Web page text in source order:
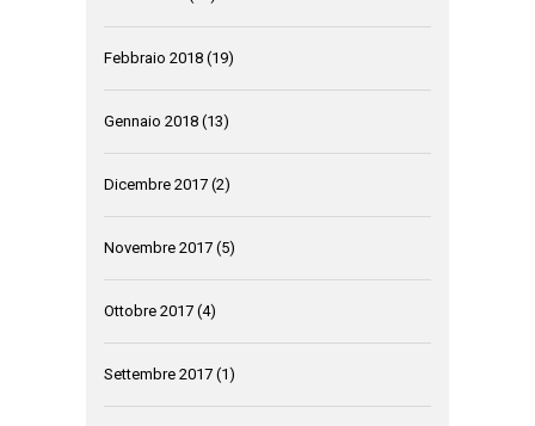
Febbraio 2018 (19)
Gennaio 2018 (13)
Dicembre 2017 (2)
Novembre 2017 (5)
Ottobre 2017 (4)
Settembre 2017 (1)